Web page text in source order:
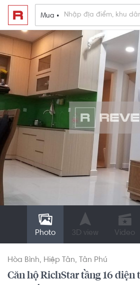
Mua •
Photo 3D view Video
Hòa Bình Hiệp Tân Tân Phú
Căn hộ RichStar tầng 16 diện